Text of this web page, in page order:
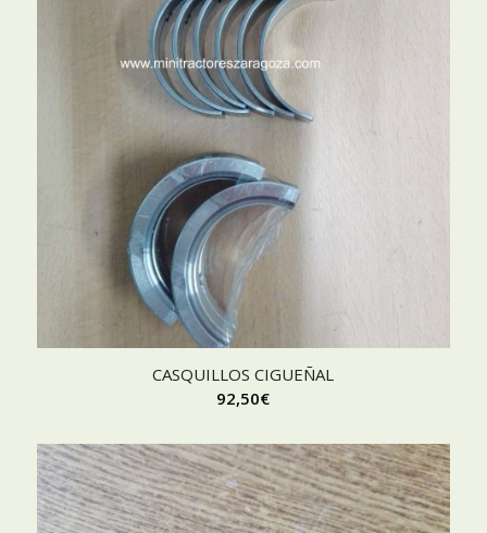
CASQUILLOS CIGUEÑAL
92,50€